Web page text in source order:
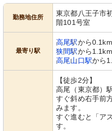
勤務地住所
東京都八王子市
階101号室
最寄り駅
高尾駅から0.1km
狭間駅から1.1km
高尾山口駅から
【徒歩2分】
高尾（東京都）
すぐ斜め右手前
みます。
すぐ進むと「ア
す。